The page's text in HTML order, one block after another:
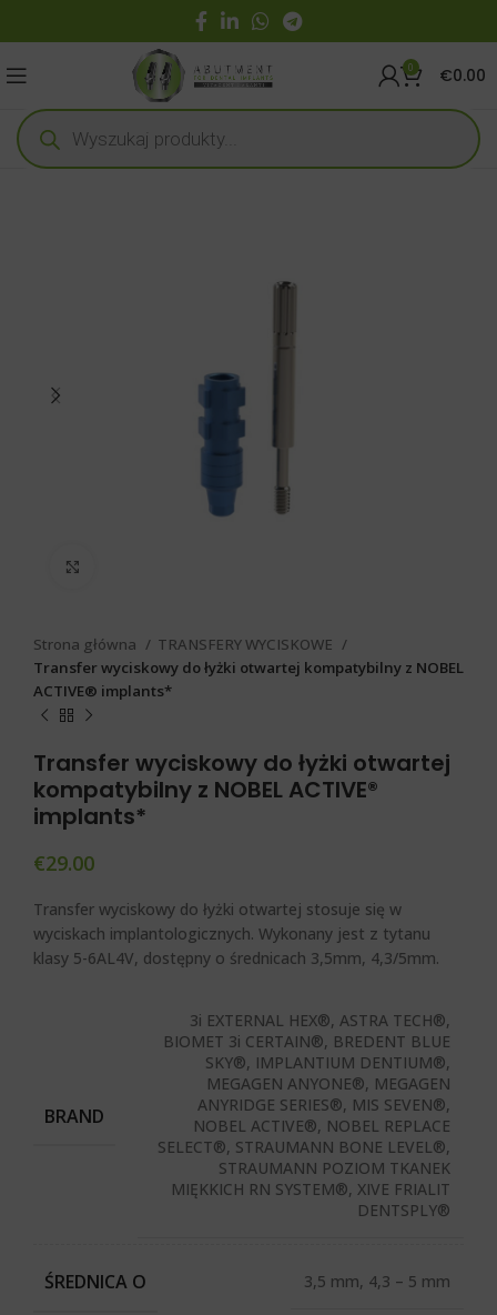
0 €0.00
Strona główna
TRANSFERY WYCISKOWE
Transfer wyciskowy do łyżki otwartej kompatybilny z NOBEL
ACTIVE® implants*
Transfer wyciskowy do łyżki otwartej
kompatybilny z NOBEL ACTIVE®
implants*
€29.00
Transfer wyciskowy do łyżki otwartej stosuje się w
wyciskach implantologicznych. Wykonany jest z tytanu
klasy 5-6AL4V, dostępny o średnicach 3,5mm, 4,3/5mm.
BRAND
3i EXTERNAL HEX®, ASTRA TECH®,
BIOMET 3i CERTAIN®, BREDENT BLUE
SKY®, IMPLANTIUM DENTIUM®,
MEGAGEN ANYONE®, MEGAGEN
ANYRIDGE SERIES®, MIS SEVEN®,
NOBEL ACTIVE®, NOBEL REPLACE
SELECT®, STRAUMANN BONE LEVEL®,
STRAUMANN POZIOM TKANEK
MIĘKKICH RN SYSTEM®, XIVE FRIALIT
DENTSPLY®
ŚREDNICA O 3,5 mm, 4,3 – 5 mm